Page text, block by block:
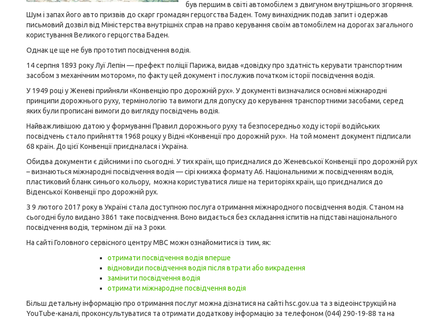
був першим в світі автомобілем з двигуном внутрішнього згоряння.
Шум і запах його авто призвів до скарг громадян герцогства Баден. Тому винахідник подав запит і одержав
письмовий дозвіл від Міністерства внутрішніх справ на право керування своїм автомобілем на дорогах загального
користування Великого герцогства Баден.
Однак це ще не був прототип посвідчення водія.
14 серпня 1893 року Луї Лепін — префект поліції Парижа, видав «довідку про здатність керувати транспортним
засобом з механічним мотором», по факту цей документ і послужив початком історії посвідчення водія.
У 1949 році у Женеві прийняли «Конвенцію про дорожній рух». У документі визначалися основні міжнародні
принципи дорожнього руху, термінологію та вимоги для допуску до керування транспортними засобами, серед
яких були прописані вимоги до вигляду посвідчень водія.
Найважливішою датою у формуванні Правил дорожнього руху та безпосередньо ходу історії водійських
посвідчень стало прийняття 1968 роцку у Відні «Конвенції про дорожній рух». На той момент документ підписали
68 країн. До цієї Конвенції приєдналася і Україна.
Обидва документи є дійсними і по сьогодні. У тих країн, що приєдналися до Женевської Конвенції про дорожній рух
– визнаються міжнародні посвідчення водія — сірі книжка формату А6. Національними ж посвідченням водія,
пластиковий бланк синього кольору, можна користуватися лише на територіях країн, що приєдналися до
Віденської Конвенції про дорожній рух.
З 9 лютого 2017 року в Україні стала доступною послуга отримання міжнародного посвідчення водія. Станом на
сьогодні було видано 3861 таке посвідчення. Воно видається без складання іспитів на підставі національного
посвідчення водія, терміном дії на 3 роки.
На сайті Головного сервісного центру МВС можн ознайомитися із тим, як:
отримати посвідчення водія вперше
відновиди посвідчення водія після втрати або викрадення
замінити посвідчення водія
отримати міжнародне посвідчення водія
Більш детальну інформацію про отримання послуг можна дізнатися на сайті hsc.gov.ua та з відеоінструкцій на
YouTube-каналі, проконсультуватися та отримати додаткову інформацію за телефоном (044) 290-19-88 та на